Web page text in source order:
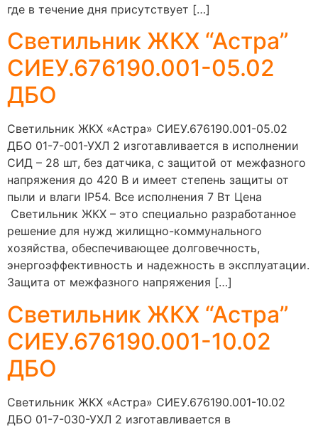
где в течение дня присутствует […]
Светильник ЖКХ “Астра”
СИЕУ.676190.001-05.02
ДБО
Светильник ЖКХ «Астра» СИЕУ.676190.001-05.02
ДБО 01-7-001-УХЛ 2 изготавливается в исполнении
СИД – 28 шт, без датчика, с защитой от межфазного
напряжения до 420 В и имеет степень защиты от
пыли и влаги IP54. Все исполнения 7 Вт Цена
Светильник ЖКХ – это специально разработанное
решение для нужд жилищно-коммунального
хозяйства, обеспечивающее долговечность,
энергоэффективность и надежность в эксплуатации.
Защита от межфазного напряжения […]
Светильник ЖКХ “Астра”
СИЕУ.676190.001-10.02
ДБО
Светильник ЖКХ «Астра» СИЕУ.676190.001-10.02
ДБО 01-7-030-УХЛ 2 изготавливается в